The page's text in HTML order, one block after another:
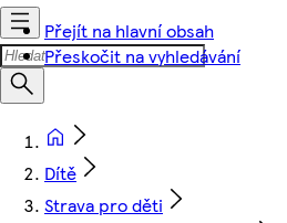
Přejít na hlavní obsah
Přeskočit na vyhledávání
Dítě
Strava pro děti